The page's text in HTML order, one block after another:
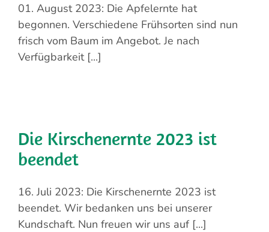
01. August 2023: Die Apfelernte hat
begonnen. Verschiedene Frühsorten sind nun
frisch vom Baum im Angebot. Je nach
Verfügbarkeit [...]
Die Kirschenernte 2023 ist
beendet
16. Juli 2023: Die Kirschenernte 2023 ist
beendet. Wir bedanken uns bei unserer
Kundschaft. Nun freuen wir uns auf [...]